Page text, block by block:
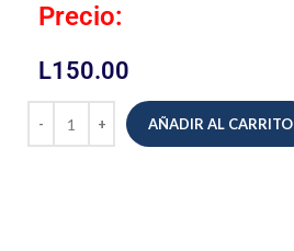
Precio:
L150.00
AÑADIR AL CARRITO